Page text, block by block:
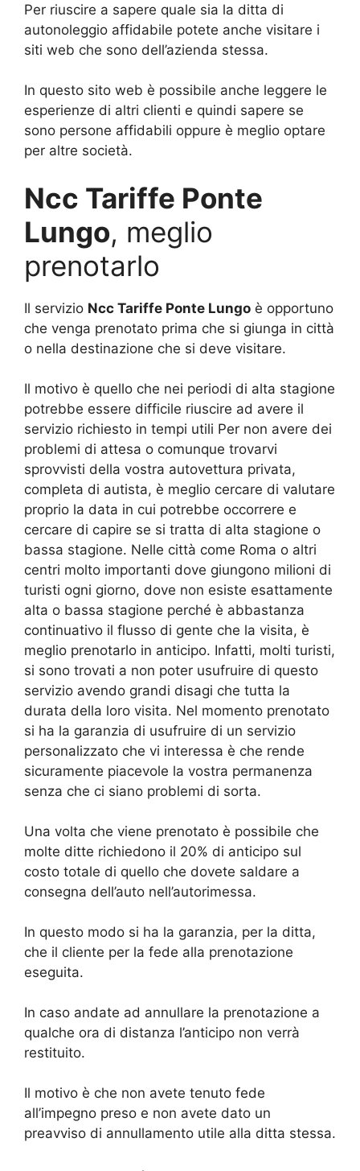
Per riuscire a sapere quale sia la ditta di
autonoleggio affidabile potete anche visitare i
siti web che sono dell’azienda stessa.
In questo sito web è possibile anche leggere le
esperienze di altri clienti e quindi sapere se
sono persone affidabili oppure è meglio optare
per altre società.
Ncc Tariffe Ponte
Lungo, meglio
prenotarlo
Il servizio Ncc Tariffe Ponte Lungo è opportuno
che venga prenotato prima che si giunga in città
o nella destinazione che si deve visitare.
Il motivo è quello che nei periodi di alta stagione
potrebbe essere difficile riuscire ad avere il
servizio richiesto in tempi utili Per non avere dei
problemi di attesa o comunque trovarvi
sprovvisti della vostra autovettura privata,
completa di autista, è meglio cercare di valutare
proprio la data in cui potrebbe occorrere e
cercare di capire se si tratta di alta stagione o
bassa stagione. Nelle città come Roma o altri
centri molto importanti dove giungono milioni di
turisti ogni giorno, dove non esiste esattamente
alta o bassa stagione perché è abbastanza
continuativo il flusso di gente che la visita, è
meglio prenotarlo in anticipo. Infatti, molti turisti,
si sono trovati a non poter usufruire di questo
servizio avendo grandi disagi che tutta la
durata della loro visita. Nel momento prenotato
si ha la garanzia di usufruire di un servizio
personalizzato che vi interessa è che rende
sicuramente piacevole la vostra permanenza
senza che ci siano problemi di sorta.
Una volta che viene prenotato è possibile che
molte ditte richiedono il 20% di anticipo sul
costo totale di quello che dovete saldare a
consegna dell’auto nell’autorimessa.
In questo modo si ha la garanzia, per la ditta,
che il cliente per la fede alla prenotazione
eseguita.
In caso andate ad annullare la prenotazione a
qualche ora di distanza l’anticipo non verrà
restituito.
Il motivo è che non avete tenuto fede
all’impegno preso e non avete dato un
preavviso di annullamento utile alla ditta stessa.